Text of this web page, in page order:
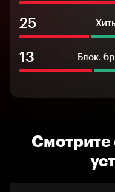
25
13
Блок.
Смотрите